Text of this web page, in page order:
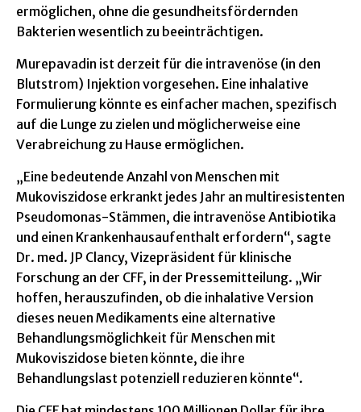
ermöglichen, ohne die gesundheitsfördernden
Bakterien wesentlich zu beeinträchtigen.
Murepavadin ist derzeit für die intravenöse (in den
Blutstrom) Injektion vorgesehen. Eine inhalative
Formulierung könnte es einfacher machen, spezifisch
auf die Lunge zu zielen und möglicherweise eine
Verabreichung zu Hause ermöglichen.
„Eine bedeutende Anzahl von Menschen mit
Mukoviszidose erkrankt jedes Jahr an multiresistenten
Pseudomonas-Stämmen, die intravenöse Antibiotika
und einen Krankenhausaufenthalt erfordern“, sagte
Dr. med. JP Clancy, Vizepräsident für klinische
Forschung an der CFF, in der Pressemitteilung. „Wir
hoffen, herauszufinden, ob die inhalative Version
dieses neuen Medikaments eine alternative
Behandlungsmöglichkeit für Menschen mit
Mukoviszidose bieten könnte, die ihre
Behandlungslast potenziell reduzieren könnte“.